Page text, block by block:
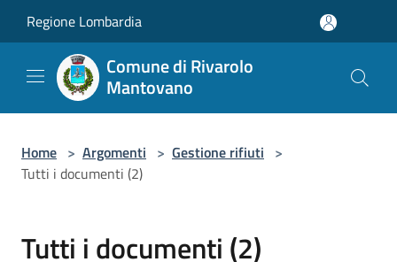
Regione Lombardia
Comune di Rivarolo
Mantovano
Home > Argomenti > Gestione rifiuti >
Tutti i documenti (2)
Tutti i documenti (2)